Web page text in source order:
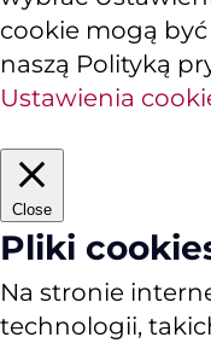
cookie mogą
naszą Polityką
Ustawienia
Close
Pliki
Na stronie
technologii,